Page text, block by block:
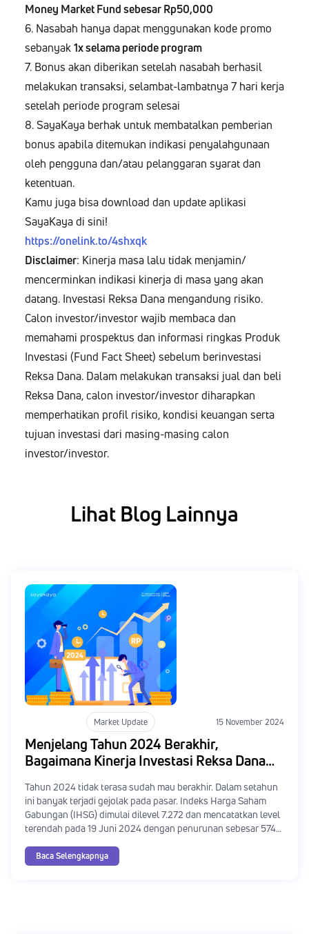
Money Market Fund sebesar Rp50,000
6. Nasabah hanya dapat menggunakan kode promo
sebanyak1x selama periode program
7. Bonus akan diberikan setelah nasabah berhasil
melakukan transaksi, selambat-lambatnya 7 hari kerja
setelah periode program selesai
8. SayaKaya berhak untuk membatalkan pemberian
bonus apabila ditemukan indikasi penyalahgunaan
oleh pengguna dan/atau pelanggaran syarat dan
ketentuan.
Kamu juga bisa download dan update aplikasi
SayaKaya di sini!
https://onelink.to/4shxqk
Disclaimer: Kinerja masa lalu tidak menjamin/
mencerminkan indikasi kinerja di masa yang akan
datang. Investasi Reksa Dana mengandung risiko.
Calon investor/investor wajib membaca dan
memahami prospektus dan informasi ringkas Produk
Investasi (Fund Fact Sheet) sebelum berinvestasi
Reksa Dana. Dalam melakukan transaksi jual dan beli
Reksa Dana, calon investor/investor diharapkan
memperhatikan profil risiko, kondisi keuangan serta
tujuan investasi dari masing-masing calon
investor/investor.
Lihat Blog Lainnya
Market Update 15 November 2024
Menjelang Tahun 2024 Berakhir,
Bagaimana Kinerja Investasi Reksa Dana
Tahun 2024 tidak terasa sudah mau berakhir. Dalam setahun
ini banyak terjadi gejolak pada pasar. Indeks Harga Saham
Gabungan (IHSG) dimulai dilevel 7.272 dan mencatatkan level
terendah pada 19 Juni 2024 dengan penurunan sebesar 574
Baca Selengkapnya